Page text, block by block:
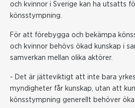
och kvinnor i Sverige kan ha utsatts
könsstympning.
För att förebygga och bekämpa
och kvinnor behövs ökad kunskap i
samverkan mellan olika aktörer.
- Det är jätteviktigt att inte bara
myndigheter får kunskap, utan att
könsstympning generellt behöver